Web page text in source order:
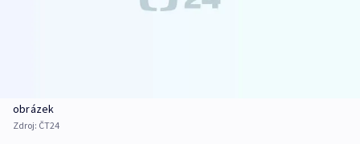
obrázek
Zdroj: ČT24